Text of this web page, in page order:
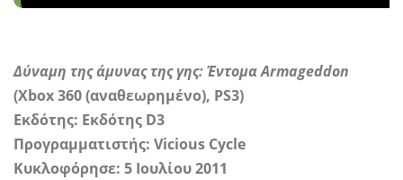
Δύναμη της άμυνας της γης: Έντομα Armageddon
(Xbox 360 (αναθεωρημένο), PS3)
Εκδότης: Εκδότης D3
Προγραμματιστής: Vicious Cycle
Κυκλοφόρησε: 5 Ιουλίου 2011